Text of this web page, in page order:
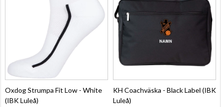
Oxdog Strumpa Fit Low - White
(IBK Luleå)
KH Coachväska - Black Label (IBK
Luleå)